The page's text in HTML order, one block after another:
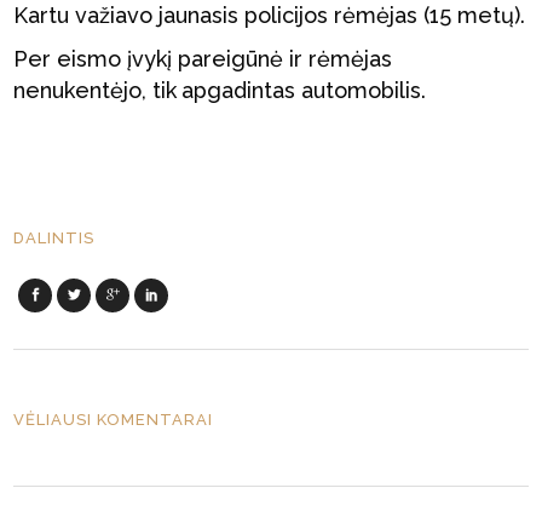
Kartu važiavo jaunasis policijos rėmėjas (15 metų).
Per eismo įvykį pareigūnė ir rėmėjas
nenukentėjo, tik apgadintas automobilis.
DALINTIS
VĖLIAUSI KOMENTARAI